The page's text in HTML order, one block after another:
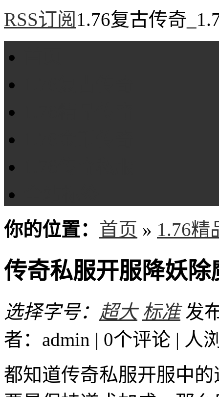
RSS订阅 1.76复古传奇
你的位置： 首页 » 1.76精
传奇私服开服降妖
选择字号： 超大 标准 发
者：admin | 0个评论 | 人
都知道传奇私服开服中